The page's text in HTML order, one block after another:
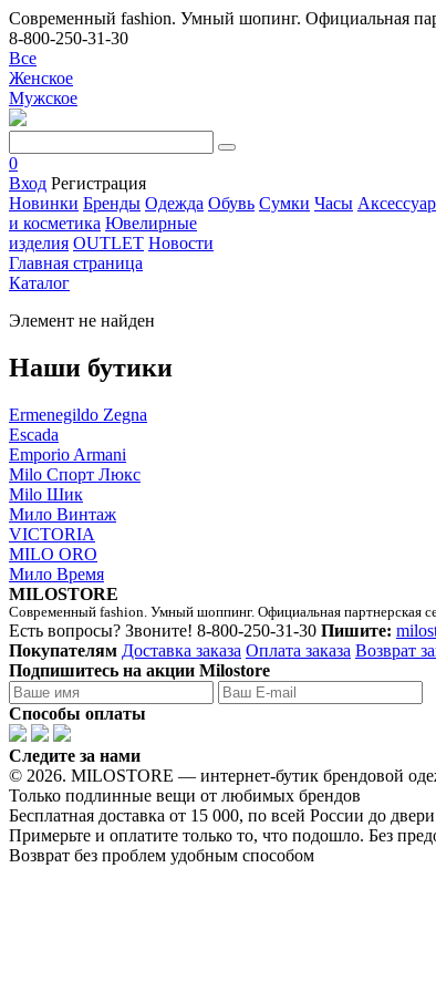
Современный fashion. Умный шопинг. Официальная
8-800-250-31-30
Все
Женское
Мужское
0
Вход Регистрация
Новинки Бренды Одежда Обувь Сумки Часы
и косметика Ювелирные
изделия OUTLET Новости
Главная страница
Каталог
Элемент не найден
Наши бутики
Ermenegildo Zegna
Escada
Emporio Armani
Milo Спорт Люкс
Milo Шик
Мило Винтаж
VICTORIA
MILO ORO
Мило Время
MILOSTORE
Современный fashion. Умный шоппинг. Официальная партнерская
Есть вопросы? Звоните! 8-800-250-31-30 Пишите:
Покупателям Доставка заказа Оплата заказа Возврат
Подпишитесь на акции Milostore
Способы оплаты
Следите за нами
© 2026. MILOSTORE — интернет-бутик брендовой
Только подлинные вещи от любимых брендов
Бесплатная доставка от 15 000, по всей России до двери
Примерьте и оплатите только то, что подошло. Без
Возврат без проблем удобным способом